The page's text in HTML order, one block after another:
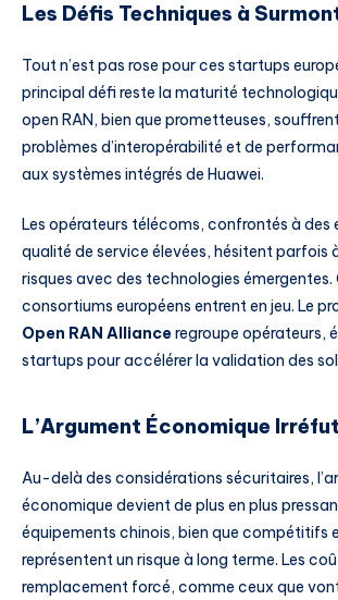
Les Défis Techniques à
Tout n’est pas rose pour ces startups
principal défi reste la maturité
open RAN, bien que prometteuses,
problèmes d’interopérabilité et de
aux systèmes intégrés de Huawei.
Les opérateurs télécoms, confrontés à des
qualité de service élevées, hésitent parfois
risques avec des technologies émergentes.
consortiums européens entrent en jeu. Le
Open RAN Allianceregroupe opérateurs,
startups pour accélérer la validation des
L’Argument Économique
Au-delà des considérations sécuritaires,
économique devient de plus en plus
équipements chinois, bien que compétitifs
représentent un risque à long terme. Les
remplacement forcé, comme ceux que